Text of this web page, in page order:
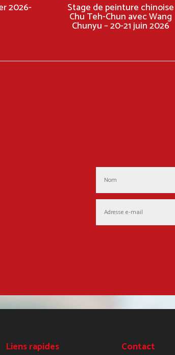
2026- Stage de peinture chinoise
Chu Teh-Chun avec Wang
Chunyu – 20-21 juin 2026
Liens rapides Contact